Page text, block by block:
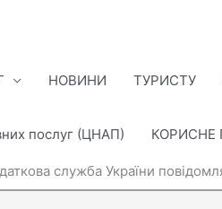
НОВИНИ ТУРИСТУ
послуг (ЦНАП) КОРИСНЕ
служба України